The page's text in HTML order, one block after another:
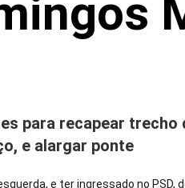
para recapear
e alargar ponte
e ter ingressado no PSD,